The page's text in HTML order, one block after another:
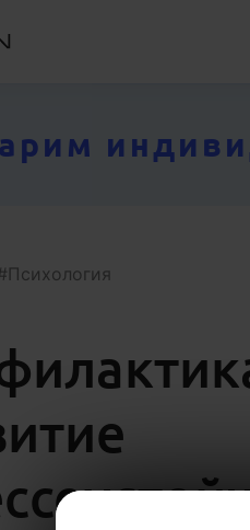
Психология